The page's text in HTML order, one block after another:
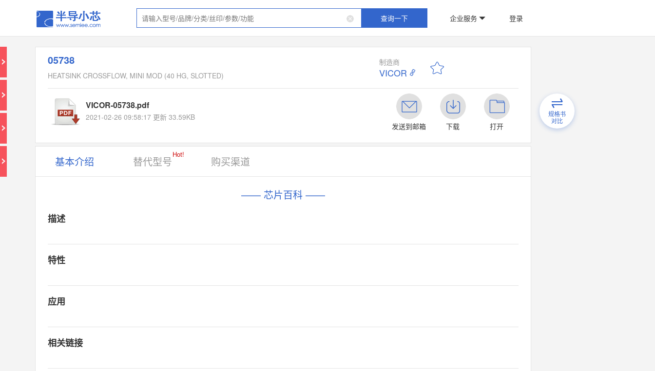
查询一下 企业服务 登录
05738
HEATSINK CROSSFLOW, MINI MOD (40 HG, SLOTTED)
制造商
VICOR
VICOR-05738.pdf
2021-02-26 09:58:17 更新 33.59KB
发送到邮箱
下载 打开
规格书
对比
基本介绍 替代型号
Hot!
购买渠道
—— 芯片百科 ——
描述
特性
应用
相关链接